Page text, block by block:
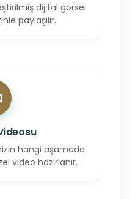
dijital görsel
paylaşılır.
hangi aşamada
video hazırlanır.